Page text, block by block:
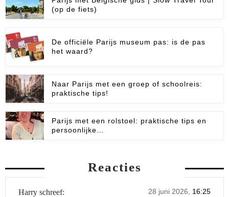
(op de fiets)
De officiële Parijs museum pas: is de pas
het waard?
Naar Parijs met een groep of schoolreis:
praktische tips!
Parijs met een rolstoel: praktische tips en
persoonlijke…
Reacties
Harry schreef: 28 juni 2026, 16:25